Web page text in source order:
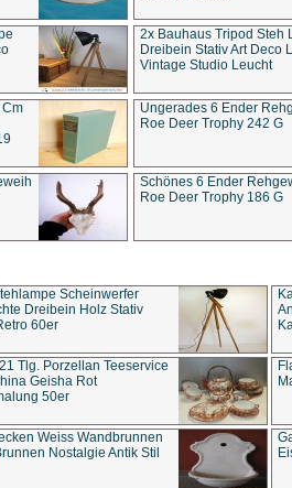
2x Bauhaus Tripod Steh
Dreibein Stativ Art Deco
Vintage Studio Leucht
Ungerades 6 Ender
Roe Deer Trophy 242 G
Schönes 6 Ender
Roe Deer Trophy 186 G
Scheinwerfer
Dreibein Holz Stativ
60er
Tlg. Porzellan Teeservice
Geisha Rot
50er
Weiss Wandbrunnen
Nostalgie Antik Stil